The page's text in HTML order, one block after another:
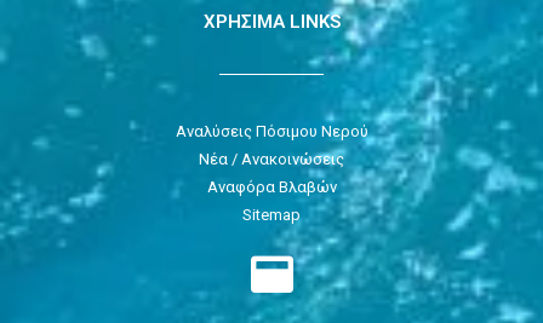
ΧΡΗΣΙΜΑ LINKS
Αναλύσεις Πόσιμου Νερού
Νέα / Ανακοινώσεις
Αναφόρα Βλαβών
Sitemap